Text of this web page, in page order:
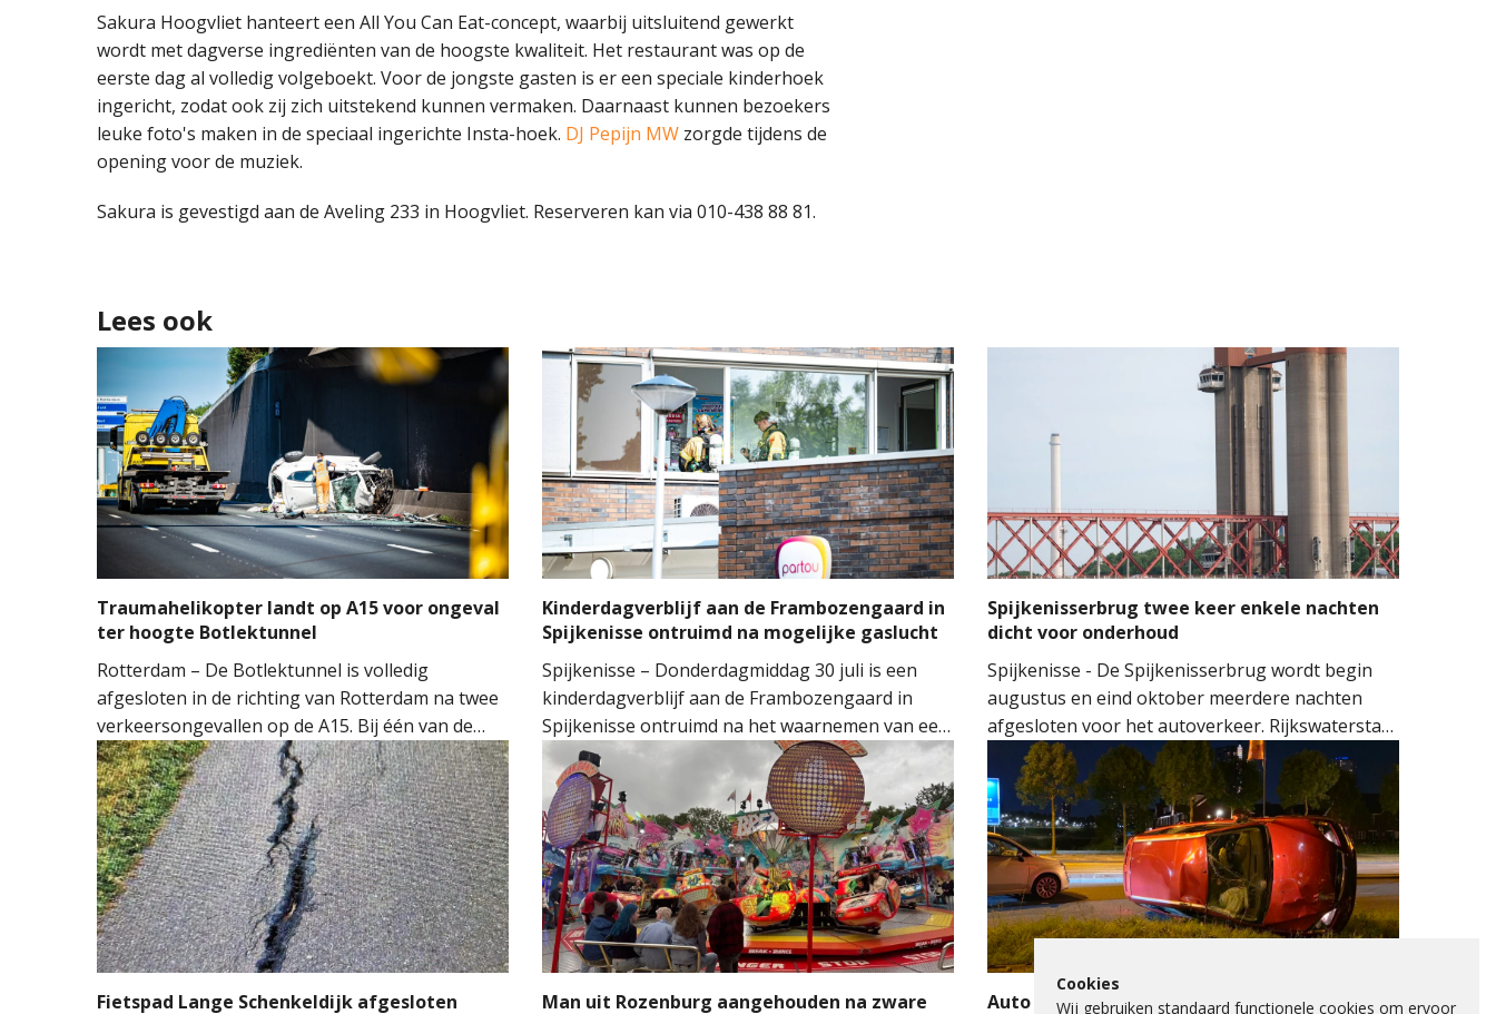
Sakura Hoogvliet hanteert een All You Can Eat-concept, waarbij uitsluitend gewerkt
wordt met dagverse ingrediënten van de hoogste kwaliteit. Het restaurant was op de
eerste dag al volledig volgeboekt. Voor de jongste gasten is er een speciale kinderhoek
ingericht, zodat ook zij zich uitstekend kunnen vermaken. Daarnaast kunnen bezoekers
leuke foto's maken in de speciaal ingerichte Insta-hoek. DJ Pepijn MW zorgde tijdens de
opening voor de muziek.
Sakura is gevestigd aan de Aveling 233 in Hoogvliet. Reserveren kan via 010-438 88 81.
Lees ook
Traumahelikopter landt op A15 voor ongeval
ter hoogte Botlektunnel
Rotterdam – De Botlektunnel is volledig
afgesloten in de richting van Rotterdam na twee
verkeersongevallen op de A15. Bij één van de
ongevallen sloeg een auto over de kop.
Hulpdiensten kwamen massaal ter plaatse.
Meerdere ambulances, de brandweer en het
Mobiel Medisch Team (MMT) werden ingezet. De
traumahelikopter landde op de snelweg om
medische assistentie te verlenen.
Kinderdagverblijf aan de Frambozengaard in
Spijkenisse ontruimd na mogelijke gaslucht
Spijkenisse – Donderdagmiddag 30 juli is een
kinderdagverblijf aan de Frambozengaard in
Spijkenisse ontruimd na het waarnemen van een
mogelijke gaslucht. De aanwezige kinderen en
begeleiders konden het gebouw na de melding
aan de hulpdiensten veilig verlaten.
Spijkenisserbrug twee keer enkele nachten
dicht voor onderhoud
Spijkenisse - De Spijkenisserbrug wordt begin
augustus en eind oktober meerdere nachten
afgesloten voor het autoverkeer. Rijkswaterstaat
voert onderhoud uit aan de evenwichtskabels
van de brug. De werkzaamheden vinden plaats
aan beide kanten van de brug: eerst aan de kant
van Hoogvliet en later aan de kant van
Spijkenisse.
Fietspad Lange Schenkeldijk afgesloten
Man uit Rozenburg aangehouden na zware
Auto op zijkant na botsing met verkeerslicht
Cookies
Wij gebruiken standaard functionele cookies om ervoor